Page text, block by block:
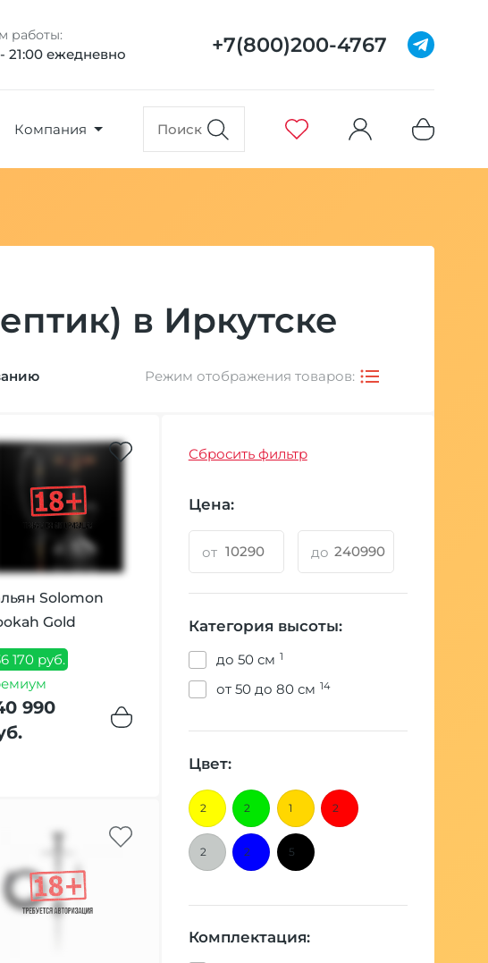
работы:
21:00 ежедневно +7(800)200-4767
Компания
в Иркутске
Режим отображения товаров:
Solomon
Gold
170 руб.
990
Сбросить фильтр
Цена:
от до
Категория высоты:
до 50 см 1
от 50 до 80 см 14
Цвет:
2 2 1 2
2 2 5
Комплектация: